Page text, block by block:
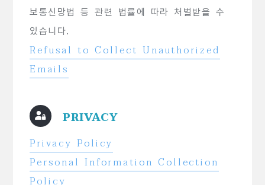
보통신망법 등 관련 법률에 따라 처벌받을 수
있습니다.
Refusal to Collect Unauthorized
Emails
PRIVACY
Privacy Policy
Personal Information Collection
Policy